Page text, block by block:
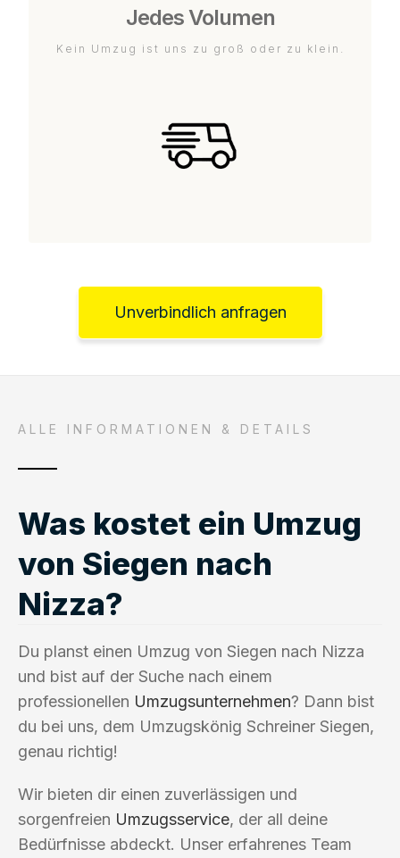
Jedes Volumen
Kein Umzug ist uns zu groß oder zu klein.
Unverbindlich anfragen
ALLE INFORMATIONEN & DETAILS
Was kostet ein Umzug
von Siegen nach
Nizza?
Du planst einen Umzug von Siegen nach Nizza
und bist auf der Suche nach einem
professionellen Umzugsunternehmen? Dann bist
du bei uns, dem Umzugskönig Schreiner Siegen,
genau richtig!
Wir bieten dir einen zuverlässigen und
sorgenfreien Umzugsservice, der all deine
Bedürfnisse abdeckt. Unser erfahrenes Team